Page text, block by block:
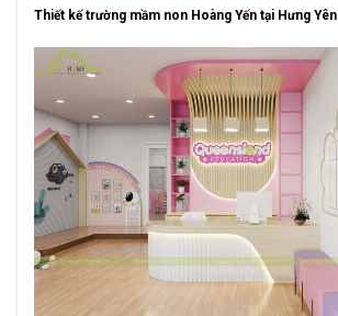
Thiết kế trường mầm non Hoàng Yến tại Hưng Yên